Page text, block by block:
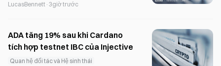
LucasBennett · 3giờ trước
ADA tăng 19% sau khi Cardano
tích hợp testnet IBC của Injective
Quan hệ đối tác và Hệ sinh thái